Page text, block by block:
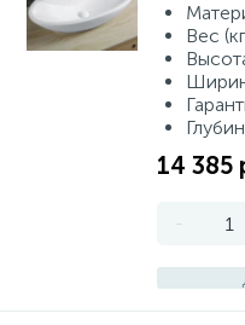
Вес
14 385
-